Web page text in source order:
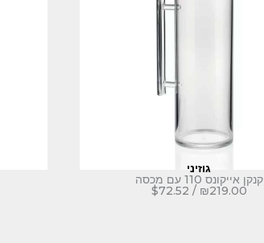
גוזיני
קנקן אייקונס 110 עם מכסה
₪219.00
/
$72.52